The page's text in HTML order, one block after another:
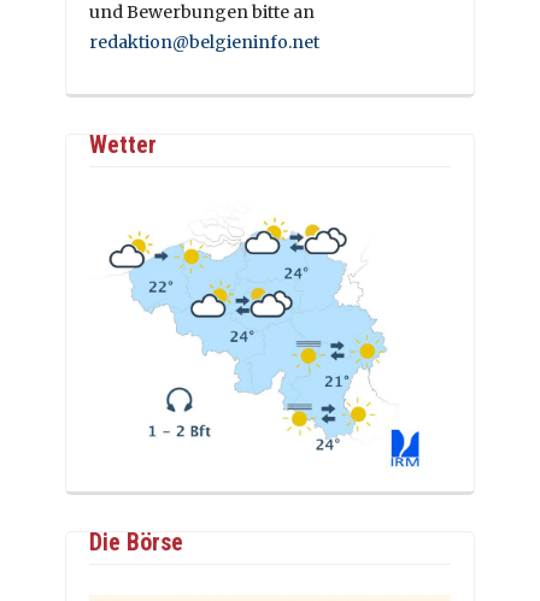
und Bewerbungen bitte an
redaktion@belgieninfo.net
Wetter
Die Börse